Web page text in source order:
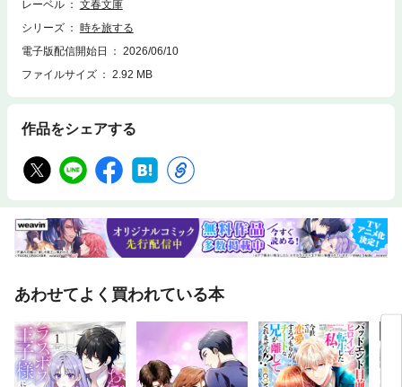
評」──川端康成「頁をめくると答えが」──白川静「不朽の司馬文学」─
─司馬遼太郎「指の間の闇」──藤沢周平 ほか単行本 傘寿記念 2024
年11月 文藝春秋企画出版文庫版 2026年6月 文春文庫版この電子書籍
は文春文庫版を底本としています。
レーベル
文春文庫
シリーズ
時を旅する
電子版配信開始日
2026/06/10
ファイルサイズ
2.92 MB
作品をシェアする
あわせてよく買われている本